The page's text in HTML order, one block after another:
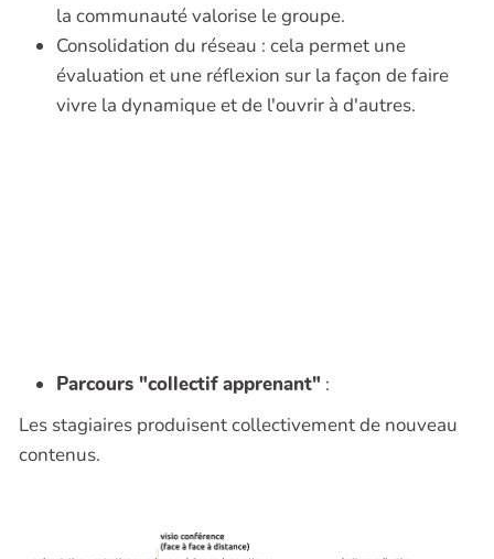
la communauté valorise le groupe.
Consolidation du réseau : cela permet une
évaluation et une réflexion sur la façon de faire
vivre la dynamique et de l'ouvrir à d'autres.
Parcours "collectif apprenant" :
Les stagiaires produisent collectivement de nouveau
contenus.